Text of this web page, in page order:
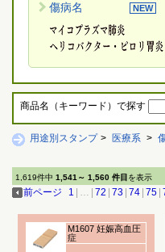
傷病名
商品名（キーワード）で探す
用途別スタンプ > 医療系 >
1,619件中 1,541～ 1,560 件目 を表示
前ページ 1 … 72 73 74 75
M1607 妊娠高血圧
症